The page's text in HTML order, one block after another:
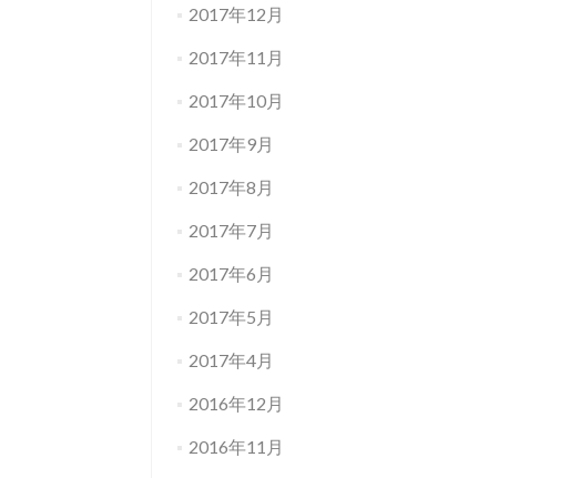
2017年12月
2017年11月
2017年10月
2017年9月
2017年8月
2017年7月
2017年6月
2017年5月
2017年4月
2016年12月
2016年11月